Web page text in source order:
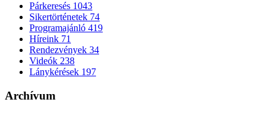
Párkeresés 1043
Sikertörténetek 74
Programajánló 419
Híreink 71
Rendezvények 34
Videók 238
Lánykérések 197
Archívum